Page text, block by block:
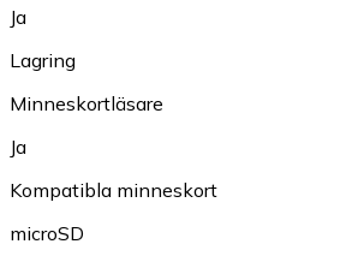
Ja
Lagring
Minneskortläsare
Ja
Kompatibla minneskort
microSD